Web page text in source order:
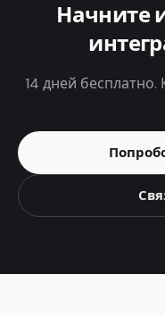
Начните
14 дней бесплатно.